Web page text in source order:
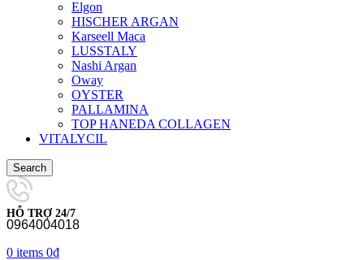
Elgon
HISCHER ARGAN
Karseell Maca
LUSSTALY
Nashi Argan
Oway
OYSTER
PALLAMINA
TOP HANEDA COLLAGEN
VITALYCIL
Search
HỖ TRỢ 24/7
0964004018
0 items 0₫